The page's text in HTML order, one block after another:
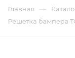
Главная —
Решетка бампера